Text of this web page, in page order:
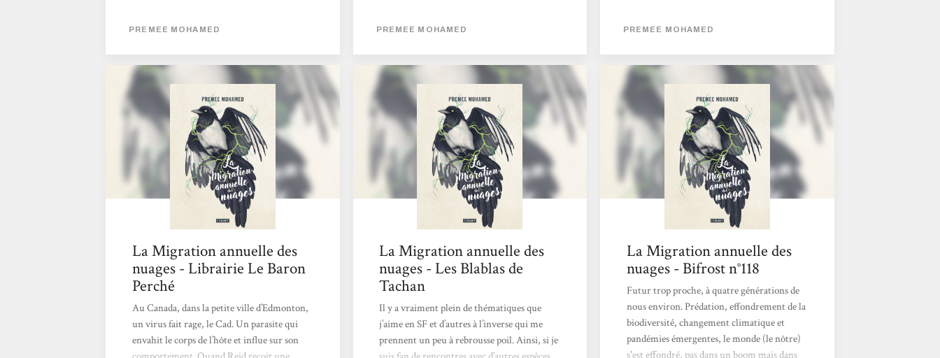
sortir en langue anglaise fin septembre. La
traduction française est signée Marie
Surgers. Futur proche, dans un monde post-
apocalyptique, les humains essayent de se
reconstruire en vivant reclus dans de petites
communautés en autarcie. L’extérieur est
un...
PREMEE MOHAMED PREMEE MOHAMED
l’université, une chance incroyable pour elle.
en question existe ? Deuxième problème :
Comment la communauté fera sans elle, car
tout le monde est indispensable ? Troisième
problème : Elle a inoculé un parasite qui
lentement la ronge. A-t-elle le droit de
prendre cette chance ? Le premier truc
marquant avec ce livre, c’est le côté...
PREMEE MOHAMED
La Migration annuelle des
nuages - Librairie Le Baron
Perché
Au Canada, dans la petite ville d’Edmonton,
un virus fait rage, le Cad. Un parasite qui
envahit le corps de l’hôte et influe sur son
La Migration annuelle des
nuages - Les Blablas de
Tachan
Il y a vraiment plein de thématiques que
j’aime en SF et d’autres à l’inverse qui me
prennent un peu à rebrousse poil. Ainsi, si je
La Migration annuelle des
nuages - Bifrost n°118
Futur trop proche, à quatre générations de
nous environ. Prédation, effondrement de la
biodiversité, changement climatique et
pandémies émergentes, le monde (le nôtre)
s'est effondré, pas dans un boom mais dans